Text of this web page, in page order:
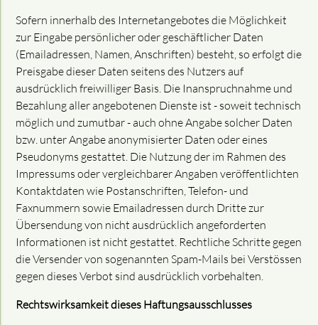
Sofern innerhalb des Internetangebotes die Möglichkeit
zur Eingabe persönlicher oder geschäftlicher Daten
(Emailadressen, Namen, Anschriften) besteht, so erfolgt die
Preisgabe dieser Daten seitens des Nutzers auf
ausdrücklich freiwilliger Basis. Die Inanspruchnahme und
Bezahlung aller angebotenen Dienste ist - soweit technisch
möglich und zumutbar - auch ohne Angabe solcher Daten
bzw. unter Angabe anonymisierter Daten oder eines
Pseudonyms gestattet. Die Nutzung der im Rahmen des
Impressums oder vergleichbarer Angaben veröffentlichten
Kontaktdaten wie Postanschriften, Telefon- und
Faxnummern sowie Emailadressen durch Dritte zur
Übersendung von nicht ausdrücklich angeforderten
Informationen ist nicht gestattet. Rechtliche Schritte gegen
die Versender von sogenannten Spam-Mails bei Verstössen
gegen dieses Verbot sind ausdrücklich vorbehalten.
Rechtswirksamkeit dieses Haftungsausschlusses